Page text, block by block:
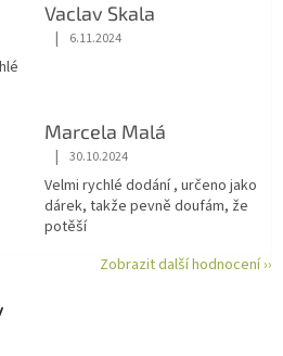
Vaclav Skala
Hodnocení obchodu je 5 z 5
| 6.11.2024
Marcela Malá
Hodnocení obchodu je 5 z 5
| 30.10.2024
Velmi rychlé dodání , určeno jako
dárek, takže pevně doufám, že
potěší
Zobrazit další hodnocení ››